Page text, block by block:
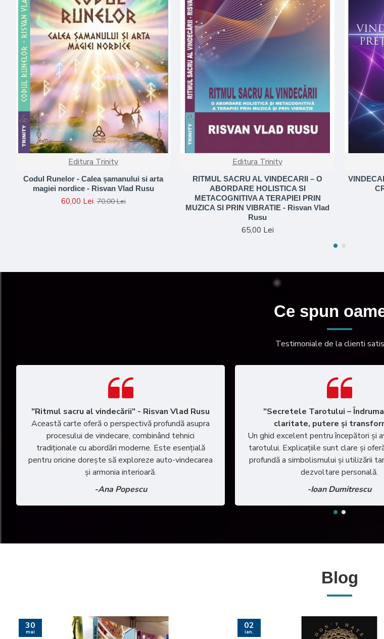
Editura Trinity
Codul Runelor - Calea șamanului si arta
magiei nordice - Risvan Vlad Rusu
60,00 Lei 70,00 Lei
Editura Trinity
RITMUL SACRU AL VINDECARII – O
ABORDARE HOLISTICA SI
METACOGNITIVA A TERAPIEI PRIN
MUZICA SI PRIN VIBRATIE - Risvan Vlad
Rusu
65,00 Lei
Ce spun
Testimoniale de la clienti
"Ritmul sacru al vindecării" - Risvan Vlad Rusu
Această carte oferă o perspectivă profundă asupra
procesului de vindecare, combinând tehnici
tradiționale cu abordări moderne. Este esențială
pentru oricine dorește să exploreze auto-vindecarea
și armonia interioară.
-Ana Popescu
"Secretele Tarotului –
claritate, putere și
Un ghid excelent pentru începători și
tarotului. Explicațiile sunt clare și
profundă a simbolismului și utilizării
dezvoltare personală.
-Ioan Dumitrescu
Blog
30
mai
02
ian.